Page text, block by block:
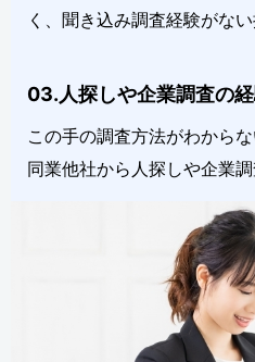
く、聞き込み調査経験がない
03.人探しや企業調査の
この手の調査方法がわから
同業他社から人探しや企業